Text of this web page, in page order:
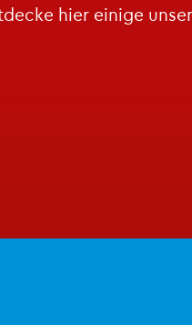
hier ei­ni­ge